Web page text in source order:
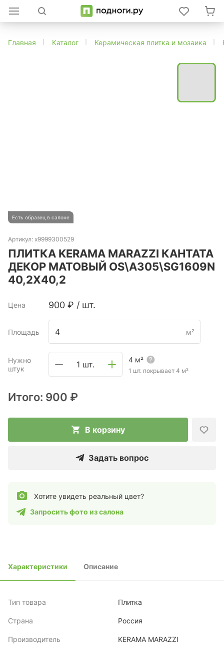
Главная Каталог Керамическая плитка и мозаика
Есть образец в салоне
Артикул: х9999300529
ПЛИТКА KERAMA MARAZZI КАНТАТА
ДЕКОР МАТОВЫЙ OS\A305\SG1609N
40,2X40,2
Цена 900 ₽ / шт.
Площадь м²
Нужно
штук
1 шт. 4 м²
1 шт. покрывает 4 м²
Итого: 900 ₽
В корзину
Задать вопрос
Хотите увидеть реальный цвет?
Запросить фото из салона
Характеристики Описание
Тип товара Плитка
Страна Россия
Производитель KERAMA MARAZZI